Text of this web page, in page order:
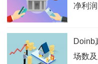
净利
Doinb
场数